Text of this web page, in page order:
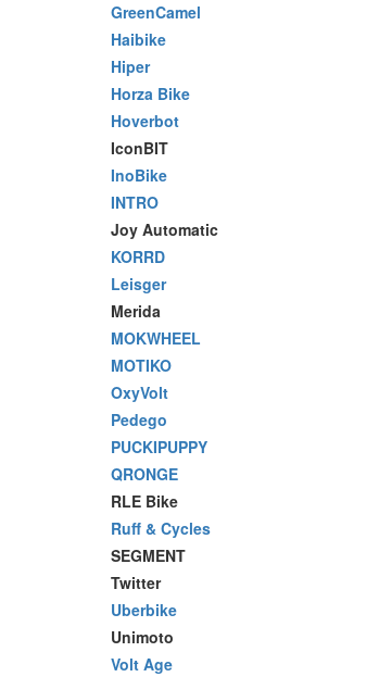
GreenCamel
Haibike
Hiper
Horza Bike
Hoverbot
IconBIT
InoBike
INTRO
Joy Automatic
KORRD
Leisger
Merida
MOKWHEEL
MOTIKO
OxyVolt
Pedego
PUCKIPUPPY
QRONGE
RLE Bike
Ruff & Cycles
SEGMENT
Twitter
Uberbike
Unimoto
Volt Age